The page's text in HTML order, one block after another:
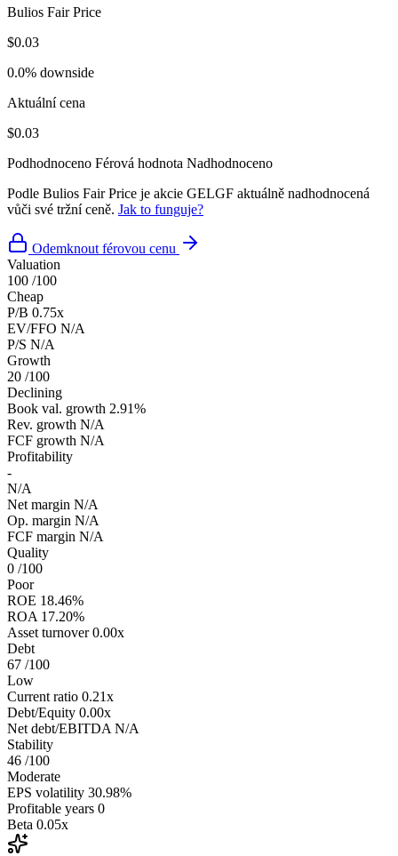
Bulios Fair Price
$0.03
0.0% downside
Aktuální cena
$0.03
Podhodnoceno Férová hodnota Nadhodnoceno
Podle Bulios Fair Price je akcie GELGF aktuálně nadhodnocená
vůči své tržní ceně. Jak to funguje?
Odemknout férovou cenu
Valuation
100 /100
Cheap
P/B 0.75x
EV/FFO N/A
P/S N/A
Growth
20 /100
Declining
Book val. growth 2.91%
Rev. growth N/A
FCF growth N/A
Profitability
-
N/A
Net margin N/A
Op. margin N/A
FCF margin N/A
Quality
0 /100
Poor
ROE 18.46%
ROA 17.20%
Asset turnover 0.00x
Debt
67 /100
Low
Current ratio 0.21x
Debt/Equity 0.00x
Net debt/EBITDA N/A
Stability
46 /100
Moderate
EPS volatility 30.98%
Profitable years 0
Beta 0.05x